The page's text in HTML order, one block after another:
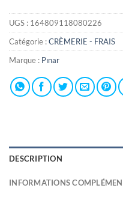
UGS : 164809118080226
Catégorie :CRÈMERIE - FRAIS
Marque : Pınar
DESCRIPTION
INFORMATIONS